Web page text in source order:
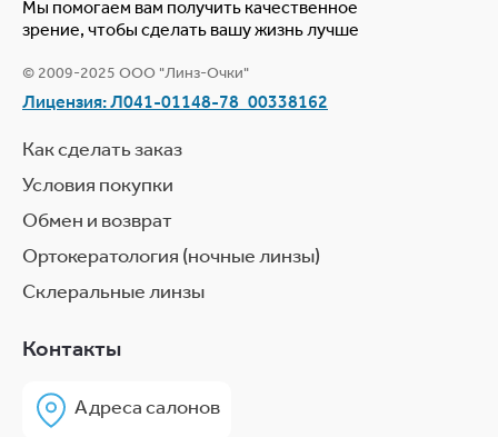
Мы помогаем вам получить качественное
зрение, чтобы сделать вашу жизнь лучше
© 2009-2025 ООО "Линз-Очки"
Лицензия: Л041-01148-78_00338162
Как сделать заказ
Условия покупки
Обмен и возврат
Ортокератология (ночные линзы)
Склеральные линзы
Контакты
Адреса салонов